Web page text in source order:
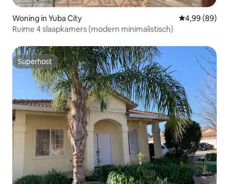
Woning in Yuba City Gemiddelde
4,99 (89)
Ruime 4 slaapkamers (modern minimalistisch)
Superhost
Superhost